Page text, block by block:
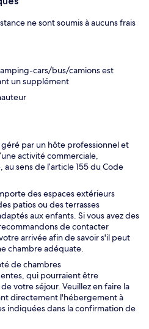
ne sont soumis à aucuns frais
cars/bus/camions est
un supplément
par un hôte professionnel et
activité commerciale,
sens de l’article 155 du Code
des espaces extérieurs
patios ou des terrasses
aux enfants. Si vous avez des
de contacter
arrivée afin de savoir s'il peut
chambre adéquate.
de chambres
qui pourraient être
votre séjour. Veuillez en faire la
directement l'hébergement à
indiquées dans la confirmation de